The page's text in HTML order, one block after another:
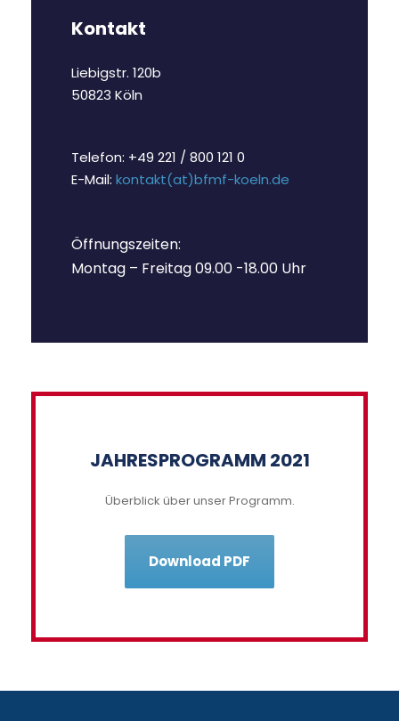
Kontakt
Liebigstr. 120b
50823 Köln
Telefon: +49 221 / 800 121 0
E-Mail: kontakt(at)bfmf-koeln.de
Öffnungszeiten:
Montag – Freitag 09.00 -18.00 Uhr
JAHRESPROGRAMM 2021
Überblick über unser Programm.
Download PDF